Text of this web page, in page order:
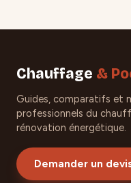
Chauffage &
Guides, comparatifs et
professionnels du
rénovation énergétique.
Demander un